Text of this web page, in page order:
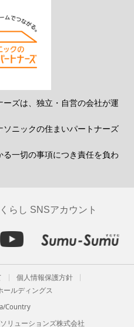
ズは、独立・自営の会社が運
ニックの住まいパートナーズ
一切の事項につき責任を負わ
らし SNSアカウント
個人情報保護方針
ールディングス
Country
リューションズ株式会社